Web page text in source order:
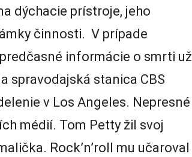
dýchacie prístroje, jeho
činnosti. V prípade
informácie o smrti už
spravodajská stanica CBS
v Los Angeles. Nepresné
médií. Tom Petty žil svoj
Rock’n’roll mu učaroval